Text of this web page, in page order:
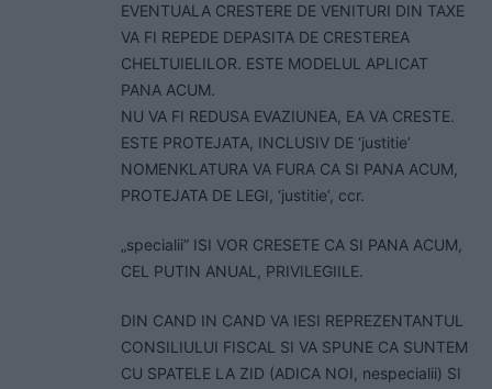
EVENTUALA CRESTERE DE VENITURI DIN TAXE
VA FI REPEDE DEPASITA DE CRESTEREA
CHELTUIELILOR. ESTE MODELUL APLICAT
PANA ACUM.
NU VA FI REDUSA EVAZIUNEA, EA VA CRESTE.
ESTE PROTEJATA, INCLUSIV DE ‘justitie’
NOMENKLATURA VA FURA CA SI PANA ACUM,
PROTEJATA DE LEGI, ‘justitie’, ccr.
„specialii” ISI VOR CRESETE CA SI PANA ACUM,
CEL PUTIN ANUAL, PRIVILEGIILE.
DIN CAND IN CAND VA IESI REPREZENTANTUL
CONSILIULUI FISCAL SI VA SPUNE CA SUNTEM
CU SPATELE LA ZID (ADICA NOI, nespecialii) SI